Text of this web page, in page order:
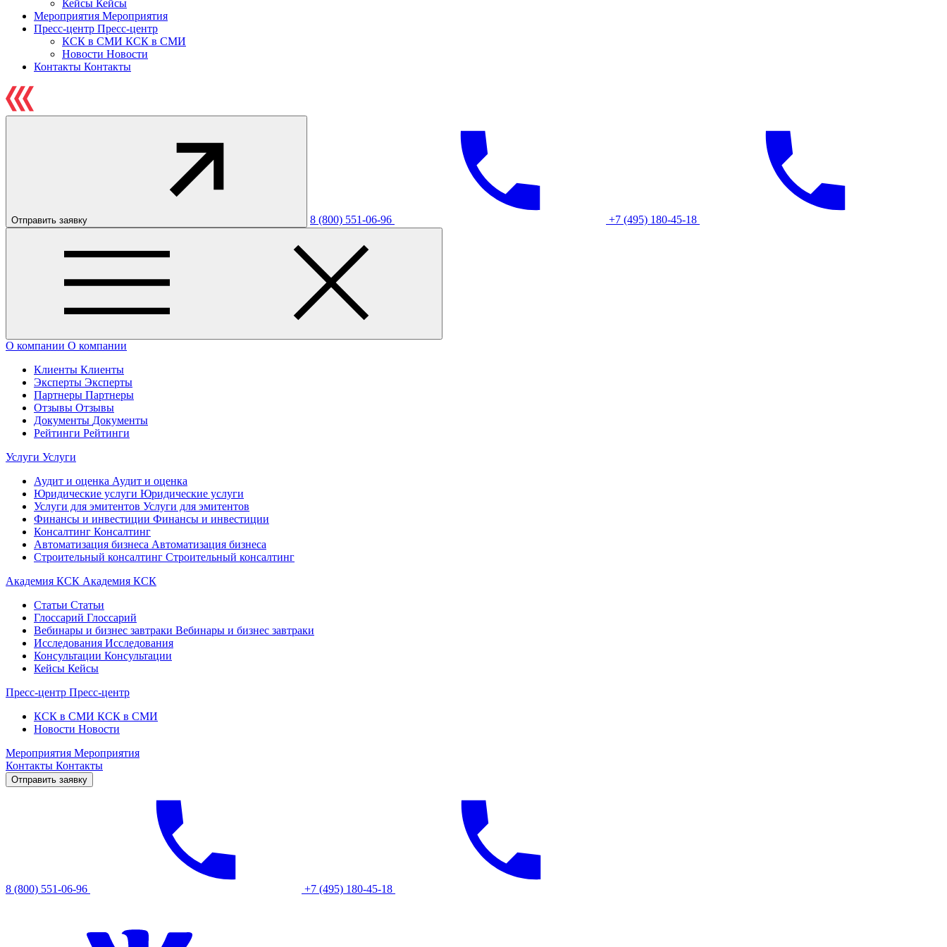
Кейсы Кейсы
Мероприятия Мероприятия
Пресс-центр Пресс-центр
КСК в СМИ КСК в СМИ
Новости Новости
Контакты Контакты
Отправить заявку 8 (800) 551-06-96 +7 (495) 180-45-18
О компании О компании
Клиенты Клиенты
Эксперты Эксперты
Партнеры Партнеры
Отзывы Отзывы
Документы Документы
Рейтинги Рейтинги
Услуги Услуги
Аудит и оценка Аудит и оценка
Юридические услуги Юридические услуги
Услуги для эмитентов Услуги для эмитентов
Финансы и инвестиции Финансы и инвестиции
Консалтинг Консалтинг
Автоматизация бизнеса Автоматизация бизнеса
Строительный консалтинг Строительный консалтинг
Академия КСК Академия КСК
Статьи Статьи
Глоссарий Глоссарий
Вебинары и бизнес завтраки Вебинары и бизнес завтраки
Исследования Исследования
Консультации Консультации
Кейсы Кейсы
Пресс-центр Пресс-центр
КСК в СМИ КСК в СМИ
Новости Новости
Мероприятия Мероприятия
Контакты Контакты
Отправить заявку
8 (800) 551-06-96 +7 (495) 180-45-18